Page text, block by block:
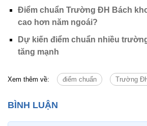
Điểm chuẩn Trường ĐH Bách
cao hơn năm ngoái?
Dự kiến điểm chuẩn nhiều
tăng mạnh
Xem thêm về: điểm chuẩn Trường